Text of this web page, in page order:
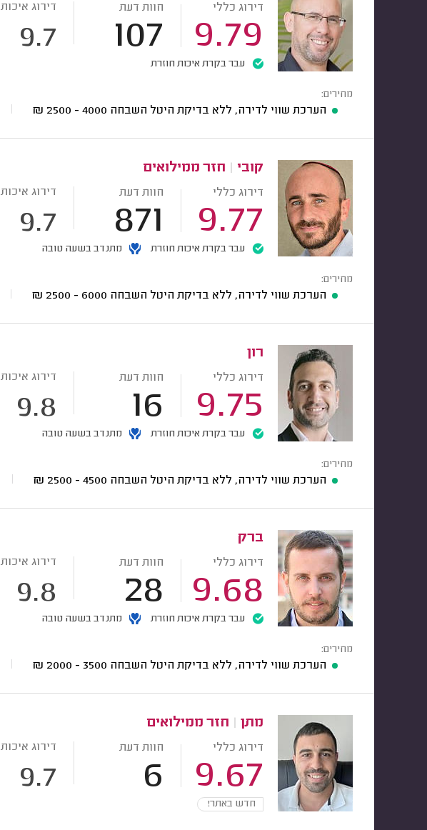
דירוג כללי
9.79
חוות דעת
107
דירוג איכות
9.7
עבר בקרת איכות חוזרת
מחירים:
הערכת שווי לדירה, ללא בדיקת היטל השבחה 4000 - 2500
₪
קובי חזר ממילואים
דירוג כללי
9.77
חוות דעת
871
דירוג איכות
9.7
עבר בקרת איכות חוזרת מתנדב בשעה טובה
מחירים:
הערכת שווי לדירה, ללא בדיקת היטל השבחה 6000 - 2500
₪
רון
דירוג כללי
9.75
חוות דעת
16
דירוג איכות
9.8
עבר בקרת איכות חוזרת מתנדב בשעה טובה
מחירים:
הערכת שווי לדירה, ללא בדיקת היטל השבחה 4500 - 2500
₪
ברק
דירוג כללי
9.68
חוות דעת
28
דירוג איכות
9.8
עבר בקרת איכות חוזרת מתנדב בשעה טובה
מחירים:
הערכת שווי לדירה, ללא בדיקת היטל השבחה 3500 - 2000
₪
מתן חזר ממילואים
דירוג כללי
9.67
חוות דעת
6
דירוג איכות
9.7
חדש באתר!